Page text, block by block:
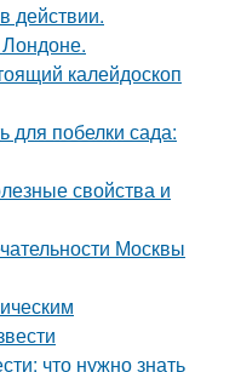
действии.
калейдоскоп
для побелки сада:
свойства и
Москвы
что нужно знать